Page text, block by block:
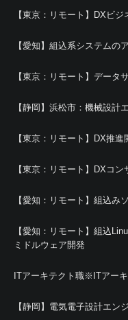
【東京：リモート】DXビ
【愛知】組込系システムの
【東京：リモート】データ
【静岡】浜松市：機械設計
【東京：リモート】DX推
【東京：リモート】DXコン
【愛知：リモート】組込み
【愛知：リモート】組込
ミドルウェア開発
ITアーキテクト職※ITアー
【静岡】電気電子設計エン